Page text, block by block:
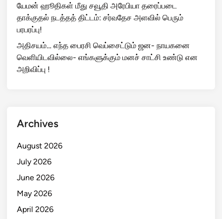
யேமன் ஹூதிகள் மீது சவூதி அரேபியா தரைப்படை
தாக்குதல் நடத்தத் திட்டம்: சர்வதேச அளவில் பெரும்
பரபரப்பு!
அதிசயம்… எந்த பைரசி வெப்சைட்டும் ஜன- நாயகனை
வெளியிடவில்லை- எங்களுக்கும் மனச் சாட்சி உண்டு என
அறிவிப்பு !
Archives
August 2026
July 2026
June 2026
May 2026
April 2026